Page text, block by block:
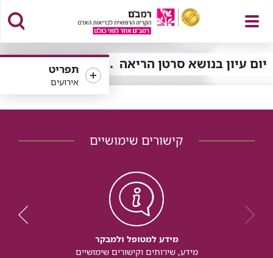
פתח
תפריט
תפריט
אירועים
יום עיון בנושא סרטן הריאה
קישורים שימושיים
מידע למטופל ולמבקר
מידע, שירותים וקישורים שימושיים